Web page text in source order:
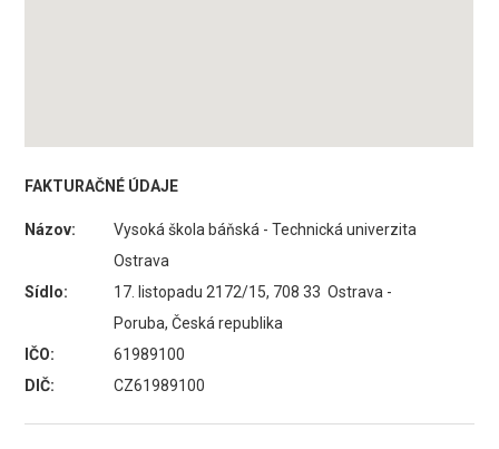
FAKTURAČNÉ ÚDAJE
Názov:
Vysoká škola báňská - Technická univerzita
Ostrava
Sídlo:
17. listopadu 2172/15, 708 33 Ostrava -
Poruba, Česká republika
IČO:
61989100
DIČ:
CZ61989100